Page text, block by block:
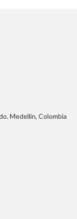
Medellín, Colombia